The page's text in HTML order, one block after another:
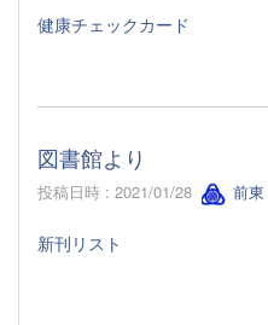
健康チェックカード
図書館より
投稿日時 : 2021/01/28 前東
新刊リスト